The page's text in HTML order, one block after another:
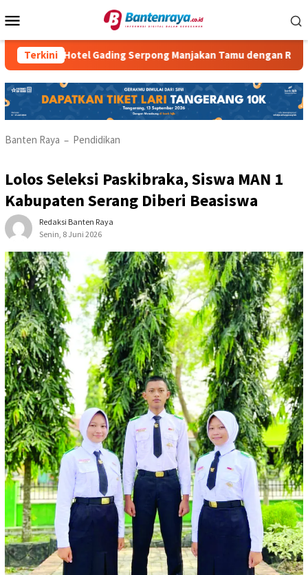
ke
Mobile
Terkini
Hotel Gading Serpong Manjakan Tamu dengan Robot Waiter
Banten Raya – Pendidikan
Lolos Seleksi Paskibraka, Siswa MAN 1
Kabupaten Serang Diberi Beasiswa
Redaksi Banten Raya
Senin, 8 Juni 2026